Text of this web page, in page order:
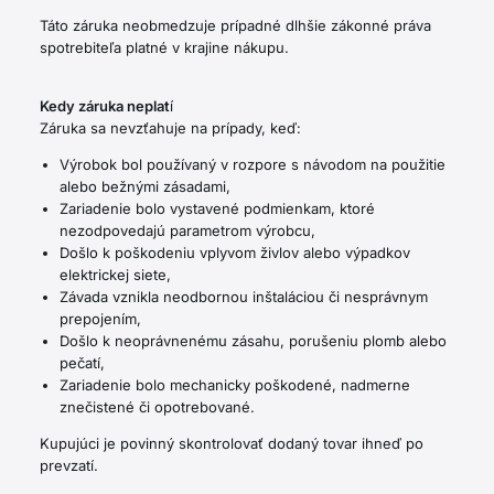
Táto záruka neobmedzuje prípadné dlhšie zákonné práva
spotrebiteľa platné v krajine nákupu.
Kedy záruka neplatí
Záruka sa nevzťahuje na prípady, keď:
Výrobok bol používaný v rozpore s návodom na použitie
alebo bežnými zásadami,
Zariadenie bolo vystavené podmienkam, ktoré
nezodpovedajú parametrom výrobcu,
Došlo k poškodeniu vplyvom živlov alebo výpadkov
elektrickej siete,
Závada vznikla neodbornou inštaláciou či nesprávnym
prepojením,
Došlo k neoprávnenému zásahu, porušeniu plomb alebo
pečatí,
Zariadenie bolo mechanicky poškodené, nadmerne
znečistené či opotrebované.
Kupujúci je povinný skontrolovať dodaný tovar ihneď po
prevzatí.